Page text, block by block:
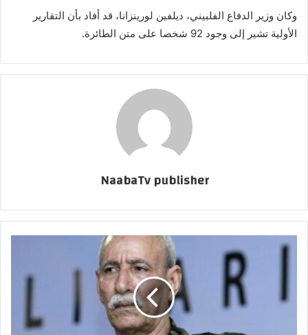
وكان وزير الدفاع الفلبيني، ديلفين لورينزانا، قد أفاد بأن التقارير
الأولية تشير إلى وجود 92 شخصا على متن الطائرة.
NaabaTv publisher